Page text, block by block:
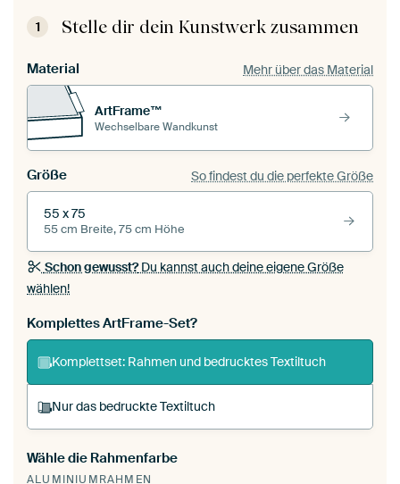
1 Stelle dir dein Kunstwerk zusammen
Material Mehr über das Material
ArtFrame™
Wechselbare Wandkunst
Größe So findest du die perfekte Größe
55 x 75
55 cm Breite, 75 cm Höhe
Schon gewusst?Du kannst auch deine eigene Größe
wählen!
Komplettes ArtFrame-Set?
Komplettset: Rahmen und bedrucktes Textiltuch
Nur das bedruckte Textiltuch
Du spannst einen wechselbaren Textiltuch in
Wähle die Rahmenfarbe
ALUMINIUMRAHMEN